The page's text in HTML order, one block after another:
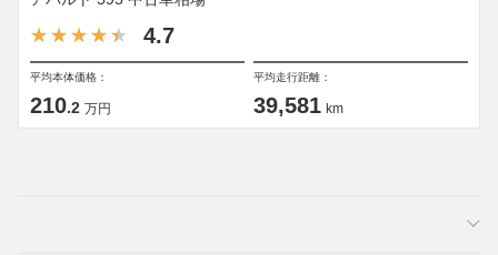
4.7
平均本体価格：
210.2 万円
平均走行距離：
39,581 km